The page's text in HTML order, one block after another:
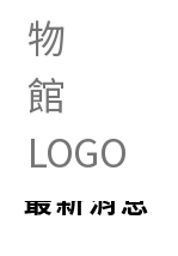
首頁
最新消息